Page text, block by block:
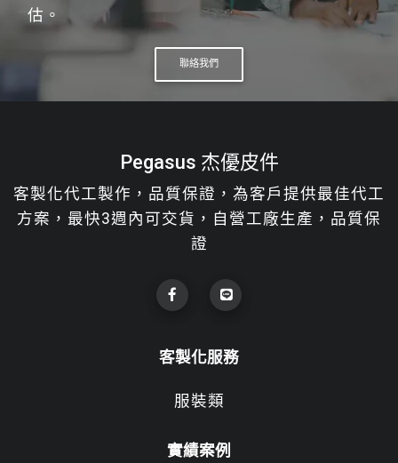
估。
聯絡我們
Pegasus 杰優皮件
客製化代工製作，品質保證，為客戶提供最佳代工
方案，最快3週內可交貨，自營工廠生產，品質保
證
客製化服務
服裝類
實績案例